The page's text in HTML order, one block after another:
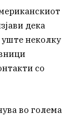
дека
неколку
со
во голема